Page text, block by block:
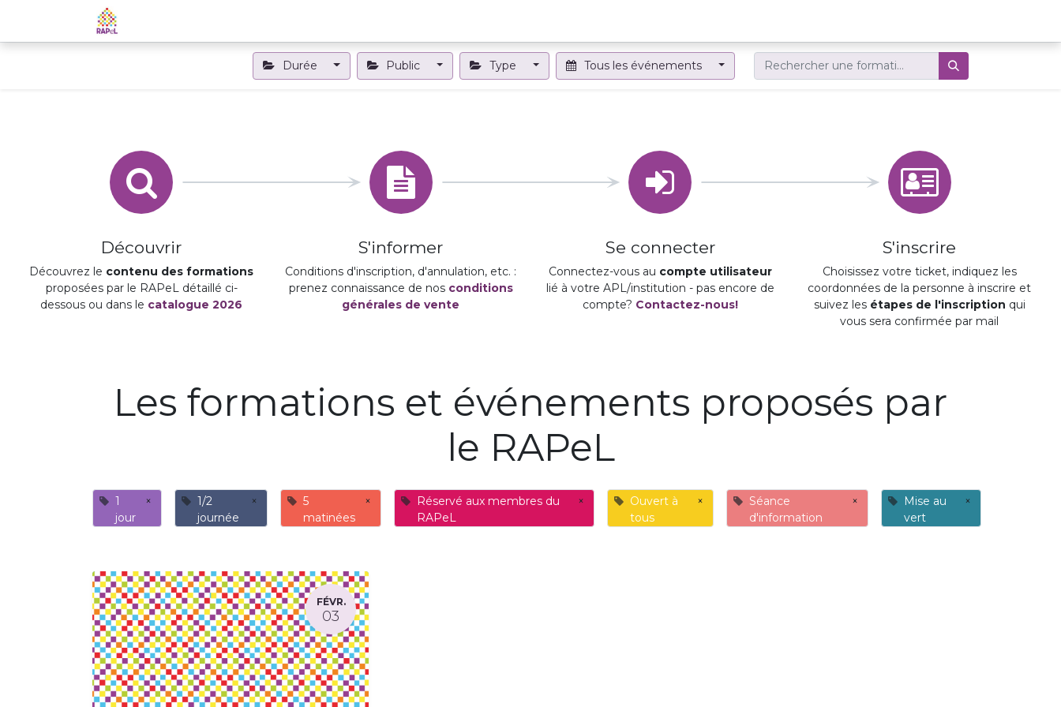
Durée Public Type Tous les événements
Découvrir
Découvrez le contenu des formations
proposées par le RAPeL détaillé ci-
dessous ou dans le catalogue 2026
S'informer
Conditions d'inscription, d'annulation, etc. :
prenez connaissance de nos conditions
générales de vente
Se connecter
Connectez-vous au compte utilisateur
lié à votre APL/institution - pas encore de
compte? Contactez-nous!
S'inscrire
Choisissez votre ticket, indiquez les
coordonnées de la personne à inscrire et
suivez les étapes de l'inscription qui
vous sera confirmée par mail
Les formations et événements proposés par
le RAPeL
1
jour
×
1/2
journée
×
5
matinées
×
Réservé aux membres du
RAPeL
×
Ouvert à
tous
×
Séance
d'information
×
Mise au
vert
×
FÉVR.
03